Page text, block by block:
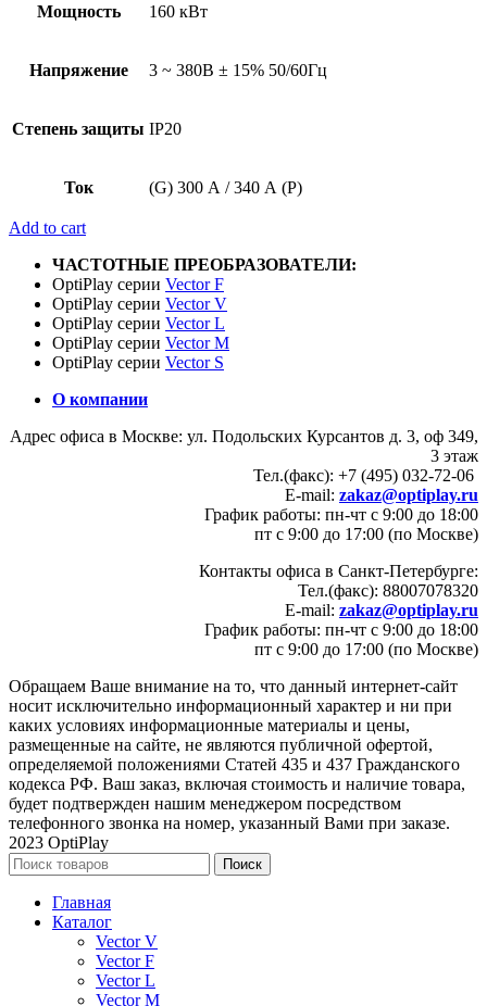
Мощность 160 кВт
Напряжение 3 ~ 380В ± 15% 50/60Гц
Степень защиты IP20
Ток (G) 300 А / 340 А (P)
Add to cart
ЧАСТОТНЫЕ ПРЕОБРАЗОВАТЕЛИ:
OptiPlay серии Vector F
OptiPlay серии Vector V
OptiPlay серии Vector L
OptiPlay серии Vector M
OptiPlay серии Vector S
О компании
Адрес офиса в Москве: ул. Подольских Курсантов д. 3, оф 349,
3 этаж
Тел.(факс): +7 (495) 032-72-06
E-mail: zakaz@optiplay.ru
График работы: пн-чт с 9:00 до 18:00
пт с 9:00 до 17:00 (по Москве)
Контакты офиса в Санкт-Петербурге:
Тел.(факс): 88007078320
E-mail: zakaz@optiplay.ru
График работы: пн-чт с 9:00 до 18:00
пт с 9:00 до 17:00 (по Москве)
Обращаем Ваше внимание на то, что данный интернет-сайт
носит исключительно информационный характер и ни при
каких условиях информационные материалы и цены,
размещенные на сайте, не являются публичной офертой,
определяемой положениями Статей 435 и 437 Гражданского
кодекса РФ. Ваш заказ, включая стоимость и наличие товара,
будет подтвержден нашим менеджером посредством
телефонного звонка на номер, указанный Вами при заказе.
2023 OptiPlay
Поиск
Главная
Каталог
Vector V
Vector F
Vector L
Vector M